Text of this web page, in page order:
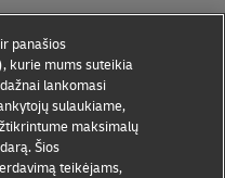
panašios
kurie mums suteikia
lankomasi
sulaukiame,
maksimalų
Šios
teikėjams,